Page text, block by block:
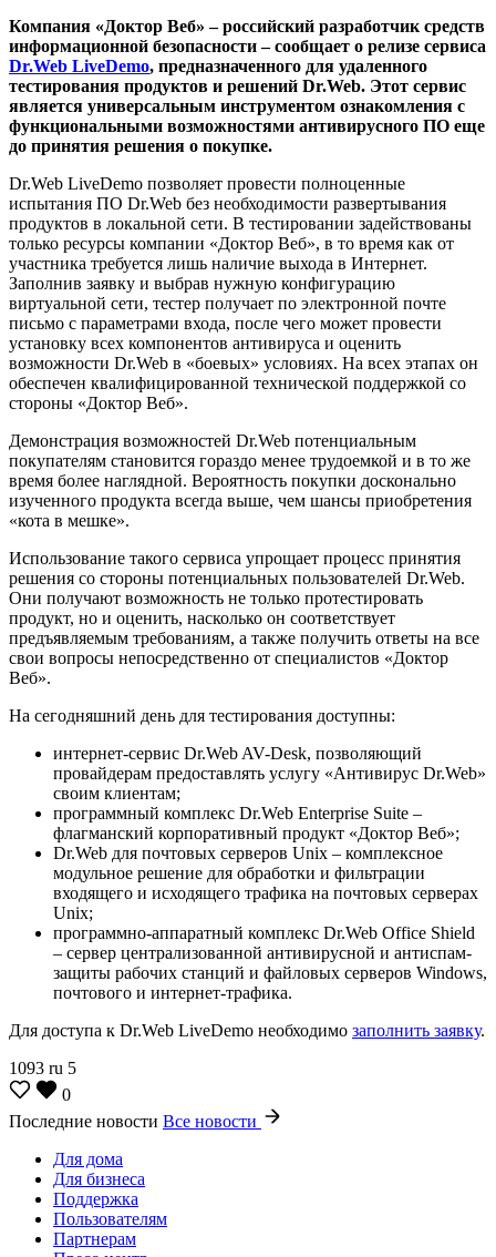
Компания «Доктор Веб» – российский разработчик средств
информационной безопасности – сообщает о релизе сервиса
Dr.Web LiveDemo, предназначенного для удаленного
тестирования продуктов и решений Dr.Web. Этот сервис
является универсальным инструментом ознакомления с
функциональными возможностями антивирусного ПО еще
до принятия решения о покупке.
Dr.Web LiveDemo позволяет провести полноценные
испытания ПО Dr.Web без необходимости развертывания
продуктов в локальной сети. В тестировании задействованы
только ресурсы компании «Доктор Веб», в то время как от
участника требуется лишь наличие выхода в Интернет.
Заполнив заявку и выбрав нужную конфигурацию
виртуальной сети, тестер получает по электронной почте
письмо с параметрами входа, после чего может провести
установку всех компонентов антивируса и оценить
возможности Dr.Web в «боевых» условиях. На всех этапах он
обеспечен квалифицированной технической поддержкой со
стороны «Доктор Веб».
Демонстрация возможностей Dr.Web потенциальным
покупателям становится гораздо менее трудоемкой и в то же
время более наглядной. Вероятность покупки досконально
изученного продукта всегда выше, чем шансы приобретения
«кота в мешке».
Использование такого сервиса упрощает процесс принятия
решения со стороны потенциальных пользователей Dr.Web.
Они получают возможность не только протестировать
продукт, но и оценить, насколько он соответствует
предъявляемым требованиям, а также получить ответы на все
свои вопросы непосредственно от специалистов «Доктор
Веб».
На сегодняшний день для тестирования доступны:
интернет-сервис Dr.Web AV-Desk, позволяющий
провайдерам предоставлять услугу «Антивирус Dr.Web»
своим клиентам;
программный комплекс Dr.Web Enterprise Suite –
флагманский корпоративный продукт «Доктор Веб»;
Dr.Web для почтовых серверов Unix – комплексное
модульное решение для обработки и фильтрации
входящего и исходящего трафика на почтовых серверах
Unix;
программно-аппаратный комплекс Dr.Web Office Shield
– сервер централизованной антивирусной и антиспам-
защиты рабочих станций и файловых серверов Windows,
почтового и интернет-трафика.
Для доступа к Dr.Web LiveDemo необходимо заполнить заявку.
1093 ru 5
0
Последние новости Все новости
Для дома
Для бизнеса
Поддержка
Пользователям
Партнерам